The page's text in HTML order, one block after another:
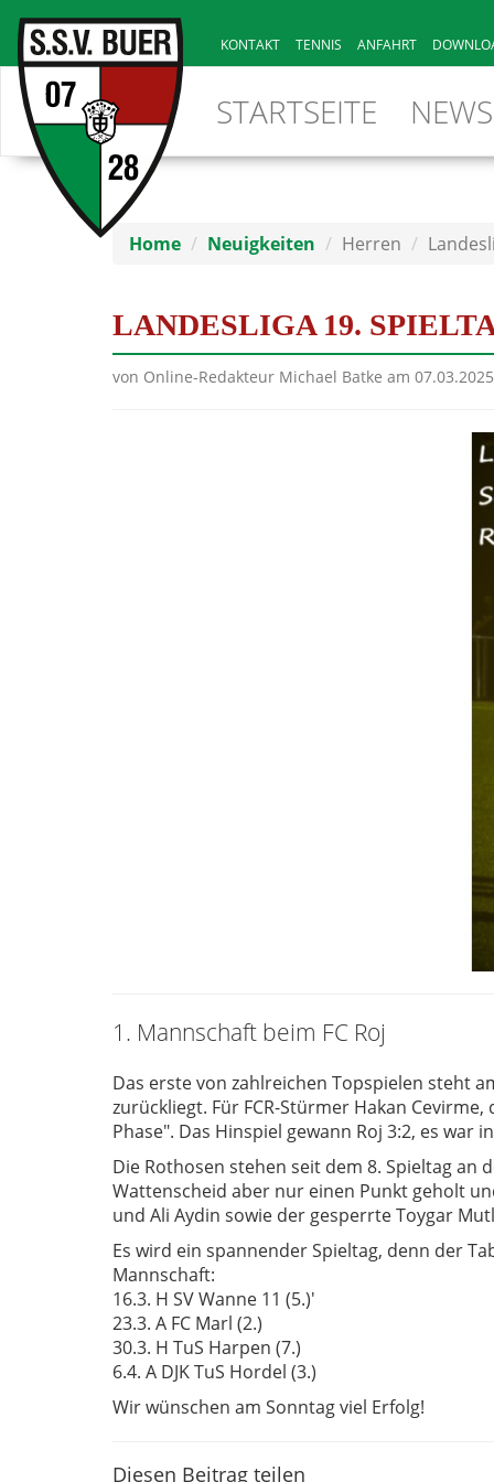
KONTAKT TENNIS ANFAHRT
STARTSEITE NEWS
Home Neuigkeiten Herren
LANDESLIGA 19.
von Online-Redakteur Michael Batke am
1. Mannschaft beim FC Roj
Das erste von zahlreichen Topspielen steht
zurückliegt. Für FCR-Stürmer Hakan
Phase". Das Hinspiel gewann Roj 3:2, es
Die Rothosen stehen seit dem 8. Spieltag an
Wattenscheid aber nur einen Punkt geholt
und Ali Aydin sowie der gesperrte Toygar
Es wird ein spannender Spieltag, denn der
Mannschaft:
16.3. H SV Wanne 11 (5.)'
23.3. A FC Marl (2.)
30.3. H TuS Harpen (7.)
6.4. A DJK TuS Hordel (3.)
Wir wünschen am Sonntag viel Erfolg!
Diesen Beitrag teilen